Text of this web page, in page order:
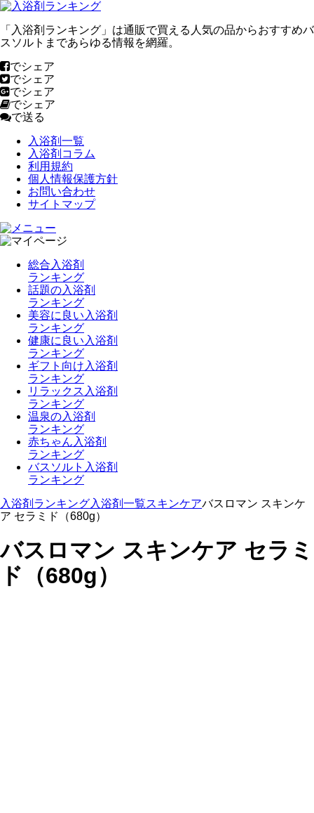
「入浴剤ランキング」は通販で買える人気の品からおすすめバ
スソルトまであらゆる情報を網羅。
でシェア
でシェア
でシェア
でシェア
で送る
入浴剤一覧
入浴剤コラム
利用規約
個人情報保護方針
お問い合わせ
サイトマップ
総合入浴剤
ランキング
話題の入浴剤
ランキング
美容に良い入浴剤
ランキング
健康に良い入浴剤
ランキング
ギフト向け入浴剤
ランキング
リラックス入浴剤
ランキング
温泉の入浴剤
ランキング
赤ちゃん入浴剤
ランキング
バスソルト入浴剤
ランキング
入浴剤ランキング入浴剤一覧スキンケアバスロマン スキンケ
ア セラミド（680g）
バスロマン スキンケア セラミ
ド（680g）